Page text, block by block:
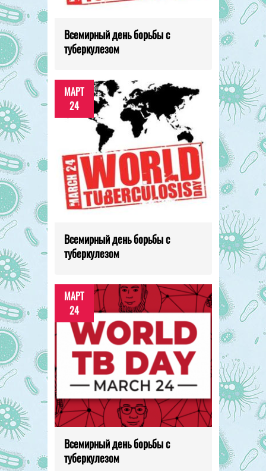
Всемирный день борьбы с
туберкулезом
МАРТ
24
Всемирный день борьбы с
туберкулезом
МАРТ
24
Всемирный день борьбы с
туберкулезом